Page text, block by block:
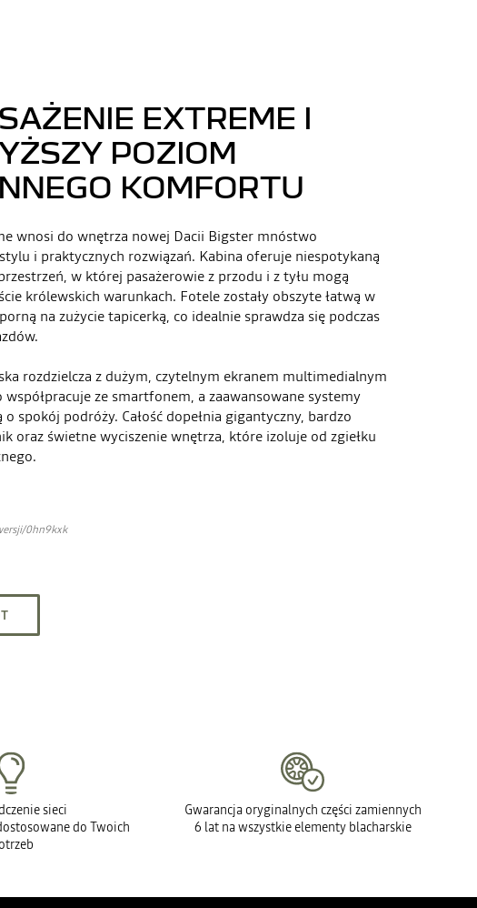
EXTREME I
POZIOM
KOMFORTU
wnosi do wnętrza nowej Dacii Bigster mnóstwo
i praktycznych rozwiązań. Kabina oferuje niespotykaną
w której pasażerowie z przodu i z tyłu mogą
królewskich warunkach. Fotele zostały obszyte łatwą w
na zużycie tapicerką, co idealnie sprawdza się podczas
rozdzielcza z dużym, czytelnym ekranem multimedialnym
ze smartfonem, a zaawansowane systemy
o spokój podróży. Całość dopełnia gigantyczny, bardzo
oraz świetne wyciszenie wnętrza, które izoluje od zgiełku
0hn9kxk
sieci
do Twoich
Gwarancja oryginalnych części zamiennych
6 lat na wszystkie elementy blacharskie